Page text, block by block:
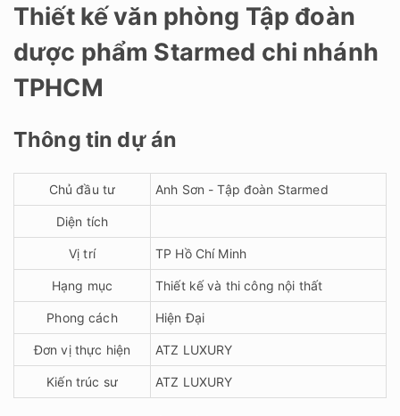
Thiết kế văn phòng Tập đoàn
dược phẩm Starmed chi nhánh
TPHCM
Thông tin dự án
Chủ đầu tư Anh Sơn - Tập đoàn Starmed
Diện tích
Vị trí TP Hồ Chí Minh
Hạng mục Thiết kế và thi công nội thất
Phong cách Hiện Đại
Đơn vị thực hiện ATZ LUXURY
Kiến trúc sư ATZ LUXURY